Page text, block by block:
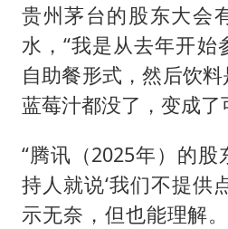
贵州茅台的股东大会
水，“我是从去年开始
自助餐形式，然后饮
蓝莓汁都没了，变成了
“腾讯（2025年）的
持人就说‘我们不提供
示无奈，但也能理解